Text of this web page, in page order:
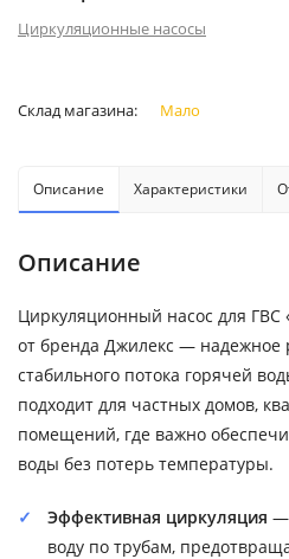
Циркуляционные насосы
Склад магазина: Мало
Описание Характеристики
Описание
Циркуляционный насос для ГВС
от бренда Джилекс —
стабильного потока горячей
подходит для частных домов,
помещений, где важно
воды без потерь температуры.
Эффективная циркуляция —
воду по трубам,